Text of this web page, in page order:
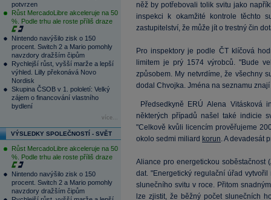
potvrzen
Růst MercadoLibre akceleruje na 50
%. Podle trhu ale roste příliš draze
Nintendo navýšilo zisk o 150
procent. Switch 2 a Mario pomohly
navzdory dražším čipům
Rychlejší růst, vyšší marže a lepší
výhled. Lilly překonává Novo
Nordisk
Skupina ČSOB v 1. pololetí: Velký
zájem o financování vlastního
bydlení
více...
VÝSLEDKY SPOLEČNOSTÍ - SVĚT
Růst MercadoLibre akceleruje na 50
%. Podle trhu ale roste příliš draze
Nintendo navýšilo zisk o 150
procent. Switch 2 a Mario pomohly
navzdory dražším čipům
něž by potřebovali tolik svitu jako
inspekci k okamžité kontrole těchto
zastupitelství, že může jít o trestný čin
Pro inspektory je podle ČT klíčová
limitem je prý 1574 výrobců. "Bude
způsobem. My netvrdíme, že všechny
dodal Chvojka. Jména na seznamu
Předsedkyně ERÚ Alena Vitásková
některých případů našel také indicie
"Celkově kvůli licencím prověřujeme
okolo sedmi miliard korun. A devadesát
Aliance pro energetickou soběstačnost
dat. "Energetický regulační úřad
slunečního svitu v roce. Přitom
lze zjistit, že běžný počet slunečních